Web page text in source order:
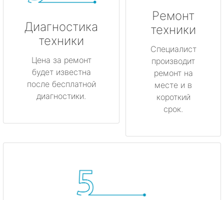
Диагностика
техники
Цена за ремонт
будет известна
после бесплатной
диагностики.
Ремонт
техники
Специалист
производит
ремонт на
месте и в
короткий
срок.